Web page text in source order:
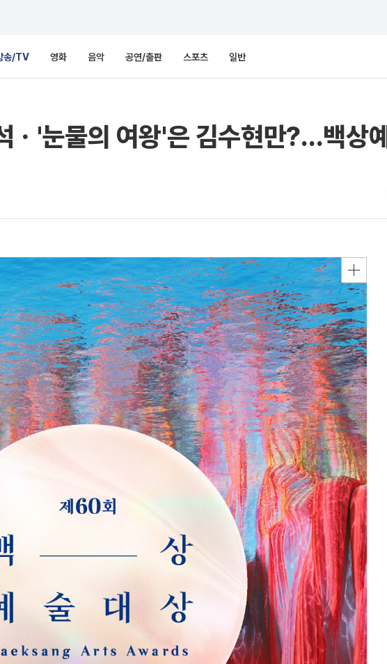
송/TV 영화 음악 공연/출판 스포츠 일반
ㆍ'눈물의 여왕'은 김수현만?…백상